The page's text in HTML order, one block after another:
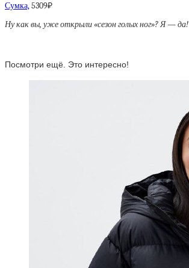
Сумка,5309₽
Ну как вы, уже открыли «сезон голых ног»? Я — да!
Посмотри ещё. Это интересно!